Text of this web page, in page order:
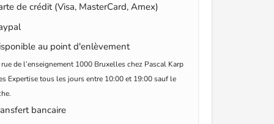
de crédit (Visa, MasterCard, Amex)
au point d'enlèvement
de l’enseignement 1000 Bruxelles chez Pascal Karp
Expertise tous les jours entre 10:00 et 19:00 sauf le
bancaire